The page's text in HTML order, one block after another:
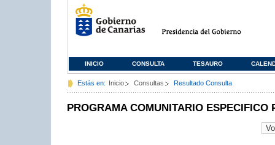
INICIO CONSULTA TESAURO
Estás en: Inicio Consultas Resultado Consulta
PROGRAMA COMUNITARIO ESPECIFICO